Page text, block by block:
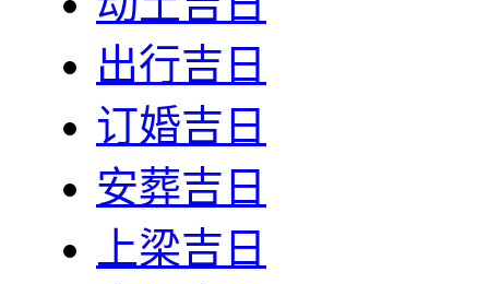
出行吉日
订婚吉日
安葬吉日
上梁吉日